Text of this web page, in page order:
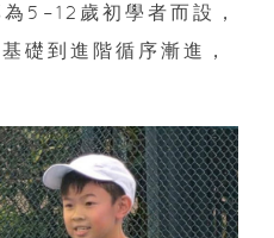
5–12歲初學者而設，
礎到進階循序漸進，